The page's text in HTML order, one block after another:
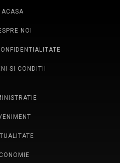
ACASA
NOI
SI CONDITII